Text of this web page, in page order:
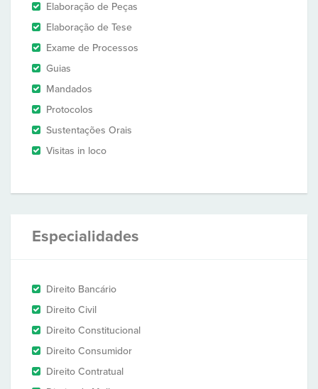
Elaboração de Peças
Elaboração de Tese
Exame de Processos
Guias
Mandados
Protocolos
Sustentações Orais
Visitas in loco
Especialidades
Direito Bancário
Direito Civil
Direito Constitucional
Direito Consumidor
Direito Contratual